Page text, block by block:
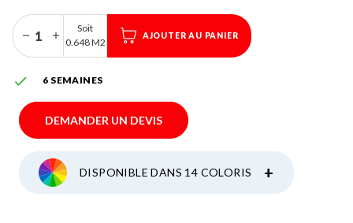
Soit
0.648 M2
AJOUTER AU PANIER
 6 SEMAINES
DEMANDER UN DEVIS
DISPONIBLE DANS 14 COLORIS +